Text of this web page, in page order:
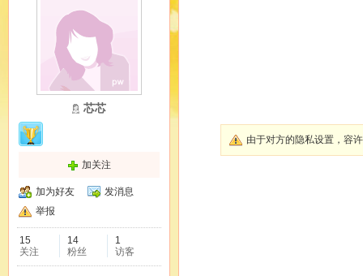
芯芯
加关注
加为好友
发消息
举报
15
关注
14
粉丝
1
访客
由于对方的隐私设置，容